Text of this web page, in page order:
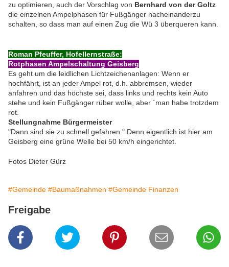
zu optimieren, auch der Vorschlag von Bernhard von der Goltz
die einzelnen Ampelphasen für Fußgänger nacheinanderzu
schalten, so dass man auf einen Zug die Wü 3 überqueren kann.
Roman Pfeuffer, Hofellernstraße:
Rotphasen Ampelschaltung Geisberg
Es geht um die leidlichen Lichtzeichenanlagen: Wenn er
hochfährt, ist an jeder Ampel rot, d.h. abbremsen, wieder
anfahren und das höchste sei, dass links und rechts kein Auto
stehe und kein Fußgänger rüber wolle, aber ´man habe trotzdem
rot.
Stellungnahme Bürgermeister
"Dann sind sie zu schnell gefahren." Denn eigentlich ist hier am
Geisberg eine grüne Welle bei 50 km/h eingerichtet.
Fotos Dieter Gürz
#Gemeinde #Baumaßnahmen #Gemeinde Finanzen
Freigabe